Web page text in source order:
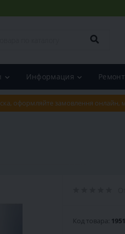
Информация
оформляйте замовлення
Код товара: